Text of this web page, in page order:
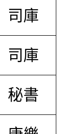
司庫
司庫
秘書